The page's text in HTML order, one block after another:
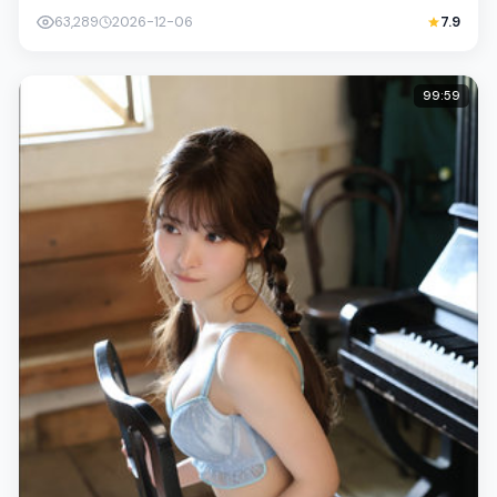
63,289 2026-12-06 7.9
99:59